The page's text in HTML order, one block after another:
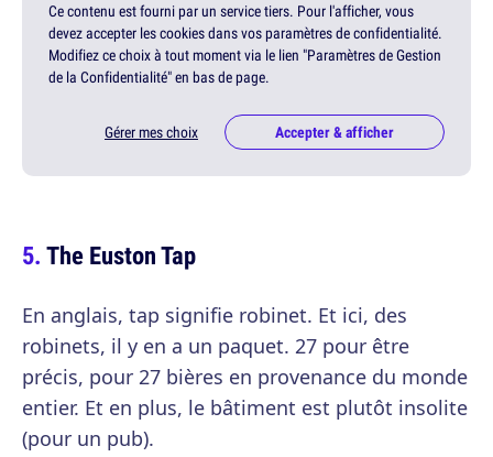
Ce contenu est fourni par un service tiers. Pour l'afficher, vous
devez accepter les cookies dans vos paramètres de confidentialité.
Modifiez ce choix à tout moment via le lien "Paramètres de Gestion
de la Confidentialité" en bas de page.
Gérer mes choix Accepter & afficher
The Euston Tap
En anglais, tap signifie robinet. Et ici, des
robinets, il y en a un paquet. 27 pour être
précis, pour 27 bières en provenance du monde
entier. Et en plus, le bâtiment est plutôt insolite
(pour un pub).